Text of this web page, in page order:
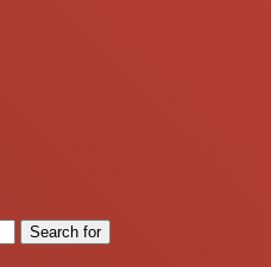
Search for